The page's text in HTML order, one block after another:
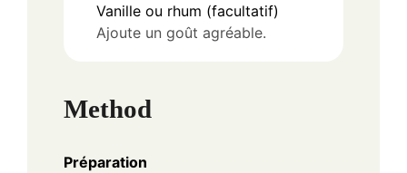
Vanille ou rhum (facultatif)
Ajoute un goût agréable.
Method
Préparation